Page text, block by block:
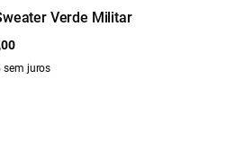
Verde Militar
sem juros